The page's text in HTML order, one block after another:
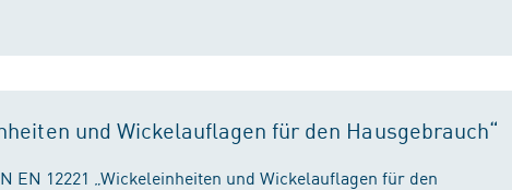
und Wickelauflagen für den Hausgebrauch“
EN 12221 „Wickeleinheiten und Wickelauflagen für den